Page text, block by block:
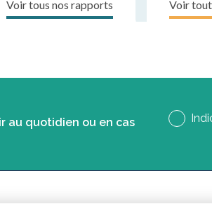
Voir tous nos rapports Voir
au quotidien ou en cas